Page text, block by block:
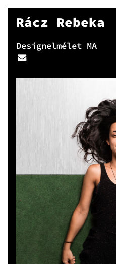
Rácz Rebeka
Designelmélet MA